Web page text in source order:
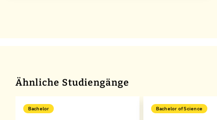
Ähnliche Studiengänge
Bachelor Bachelor of Science